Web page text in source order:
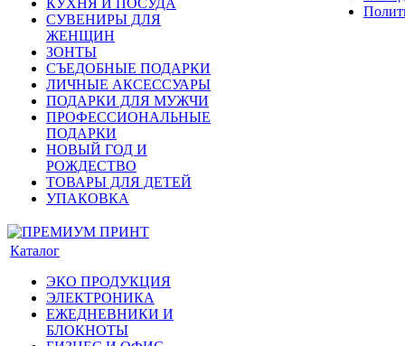
КУХНЯ И ПОСУДА
СУВЕНИРЫ ДЛЯ
ЖЕНЩИН
ЗОНТЫ
СЪЕДОБНЫЕ ПОДАРКИ
ЛИЧНЫЕ АКСЕССУАРЫ
ПОДАРКИ ДЛЯ МУЖЧИ
ПРОФЕССИОНАЛЬНЫЕ
ПОДАРКИ
НОВЫЙ ГОД И
РОЖДЕСТВО
ТОВАРЫ ДЛЯ ДЕТЕЙ
УПАКОВКА
Каталог
ЭКО ПРОДУКЦИЯ
ЭЛЕКТРОНИКА
ЕЖЕДНЕВНИКИ И
БЛОКНОТЫ